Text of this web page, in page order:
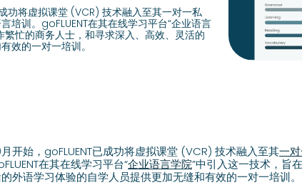
本語)
국어)
Maurice (Français)
Polska (English)
功将虚拟课堂 (VCR) 技术融入至其一对一私
培训。goFLUENT在其在线学习平台“企业语言
忙的商务人士，和寻求深入、高效、灵活的
效的一对一培训。
开始，goFLUENT已成功将虚拟课堂 (VCR) 技术融入至其一
在其在线学习平台“企业语言学院”中引入这一技术，旨
外语学习体验的自学人员提供更加无缝和有效的一对一培训。